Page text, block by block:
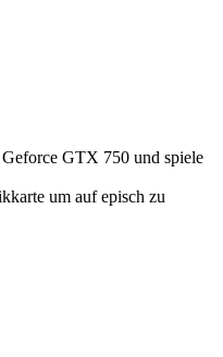
GTX 750 und spiele
um auf episch zu